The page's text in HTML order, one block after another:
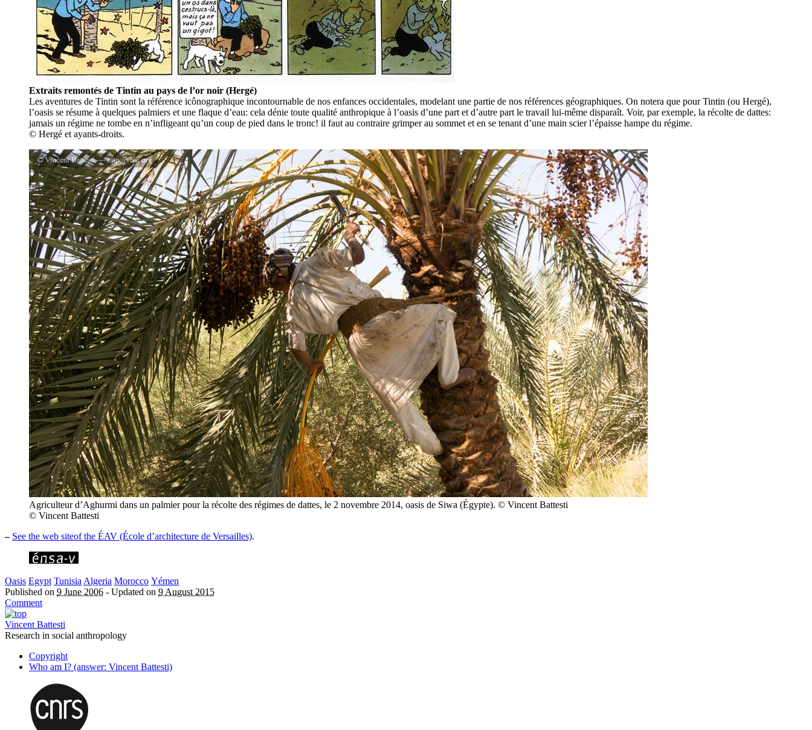
Extraits remontés de Tintin au pays de l’or noir (Hergé)
Les aventures de Tintin sont la référence icônographique incontournable de nos enfances occidentales, modelant une partie de nos références géographiques. On notera que pour Tintin (ou Hergé),
l’oasis se résume à quelques palmiers et une flaque d’eau: cela dénie toute qualité anthropique à l’oasis d’une part et d’autre part le travail lui-même disparaît. Voir, par exemple, la récolte de dattes:
jamais un régime ne tombe en n’infligeant qu’un coup de pied dans le tronc! il faut au contraire grimper au sommet et en se tenant d’une main scier l’épaisse hampe du régime.
© Hergé et ayants-droits.
Agriculteur d’Aghurmi dans un palmier pour la récolte des régimes de dattes, le 2 novembre 2014, oasis de Siwa (Égypte). © Vincent Battesti
© Vincent Battesti
– See the web siteof the ÉAV (École d’architecture de Versailles).
Oasis Egypt Tunisia Algeria Morocco Yémen
Published on 9 June 2006 - Updated on 9 August 2015
Comment
Vincent Battesti
Research in social anthropology
Copyright
Who am I? (answer: Vincent Battesti)